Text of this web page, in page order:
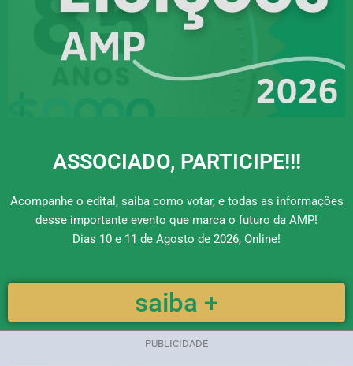
ASSOCIADO, PARTICIPE!!!
Acompanhe o edital, saiba como votar, e todas as informações
desse importante evento que marca o futuro da AMP!
Dias 10 e 11 de Agosto de 2026, Online!
saiba +
PUBLICIDADE